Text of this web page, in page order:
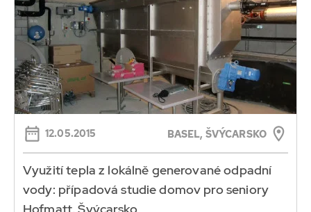
12.05.2015 BASEL, ŠVÝCARSKO
Využití tepla z lokálně generované odpadní
vody: případová studie domov pro seniory